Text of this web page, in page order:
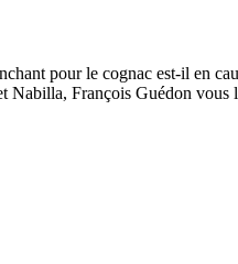
pour le cognac est-il en
Nabilla, François Guédon